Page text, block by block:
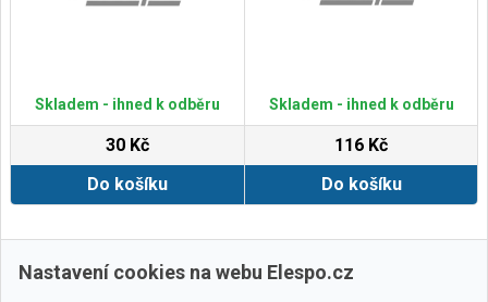
Skladem - ihned k odběru
30 Kč
Do košíku
Skladem - ihned k odběru
116 Kč
Do košíku
Zobrazit další
Nastavení cookies na webu Elespo.cz